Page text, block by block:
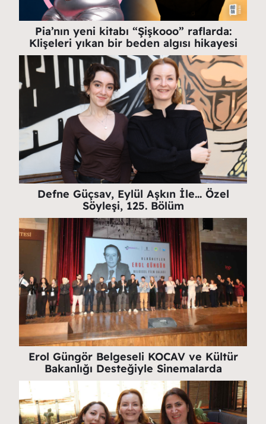
Pia’nın yeni kitabı “Şişkooo” raflarda:
Klişeleri yıkan bir beden algısı hikayesi
Defne Güçsav, Eylül Aşkın İle… Özel
Söyleşi, 125. Bölüm
Erol Güngör Belgeseli KOCAV ve Kültür
Bakanlığı Desteğiyle Sinemalarda